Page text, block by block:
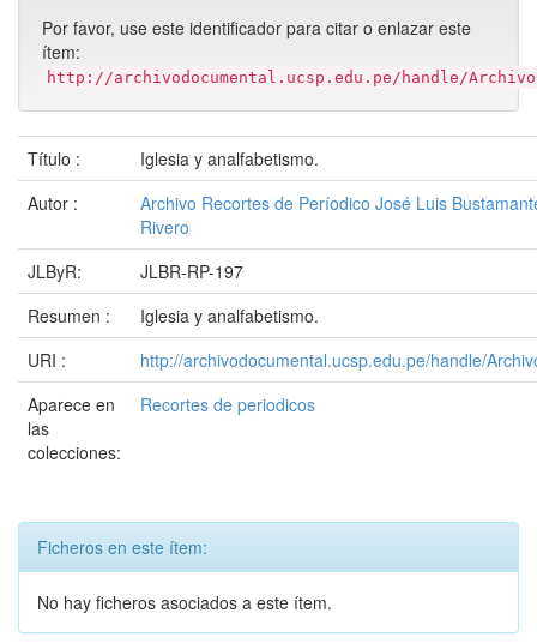
Por favor, use este identificador para citar o enlazar este
ítem:
http://archivodocumental.ucsp.edu.pe/handle/
Título :
Iglesia y analfabetismo.
Autor :
Archivo Recortes de Períodico José Luis
Rivero
JLByR:
JLBR-RP-197
Resumen :
Iglesia y analfabetismo.
URI :
http://archivodocumental.ucsp.edu.pe/handle/
Aparece en
las
colecciones:
Recortes de periodicos
Ficheros en este ítem:
No hay ficheros asociados a este ítem.